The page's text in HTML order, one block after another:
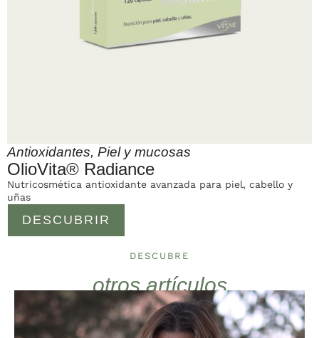
Antioxidantes, Piel y mucosas
OlioVita® Radiance
DESCUBRIR
Nutricosmética antioxidante avanzada para piel, cabello y
uñas
DESCUBRE
otros artículos